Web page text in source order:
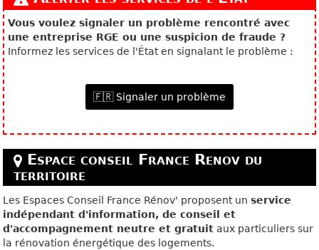
Vous voulez signaler un problème rencontré avec
une entreprise RGE ou une suspicion de fraude ?
Informez les services de l'État en signalant le problème :
🇫🇷 Signaler un problème
Espace conseil France Renov du
territoire
Les Espaces Conseil France Rénov' proposent unservice
indépendant d'information, de conseil et
d'accompagnement neutre et gratuit aux particuliers sur
la rénovation énergétique des logements.